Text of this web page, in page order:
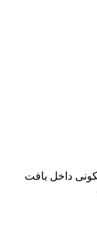
مسکونی داخل بافت